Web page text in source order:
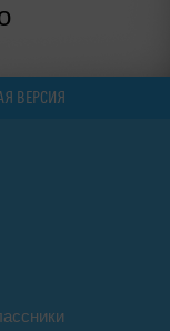
ВЕРСИЯ